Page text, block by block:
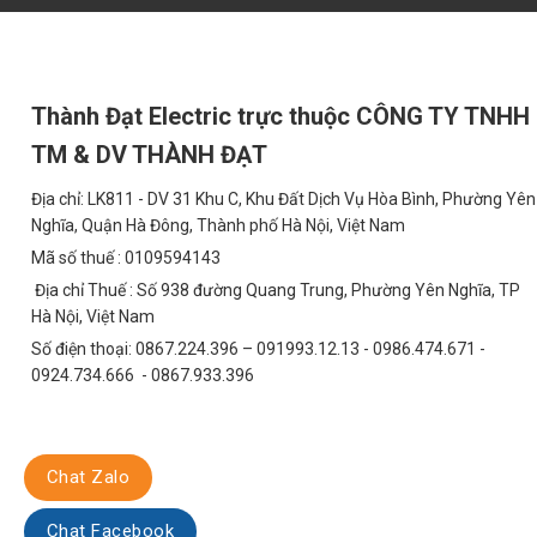
Đèn có thể được sử dụng để chiếu sáng lối đi, đường dạo trong
dụng.
3.3 Chiếu Sáng Bãi Đỗ Xe
Đèn nấm TDLN-C03 cung cấp ánh sáng đều và đủ sáng cho các
3.4 Chiếu Sáng Khu Công Nghiệp
Với độ bền cao và khả năng chống chịu thời tiết tốt, đèn nấm
nhà máy, xí nghiệp.
4. So Sánh Kinh Tế: Tiết Kiệm Chi Phí Về Lâu
dụ, nếu sử dụng đèn nấm LED 7W thay thế cho đèn sợi đốt 60W,
50.000 giờ, bạn sẽ không phải lo lắng về việc thay thế đèn thường
5. Câu Hỏi Thường Gặp (FAQ)
Thành Đạt Electric trực thuộc CÔNG TY TNHH
TM & DV THÀNH ĐẠT
Địa chỉ: LK811 - DV 31 Khu C, Khu Đất Dịch Vụ Hòa Bình, Phường Yên
Nghĩa, Quận Hà Đông, Thành phố Hà Nội, Việt Nam
Mã số thuế : 0109594143
Địa chỉ Thuế : Số 938 đường Quang Trung, Phường Yên Nghĩa, TP
Hà Nội, Việt Nam
Số điện thoại: 0867.224.396 – 091993.12.13 - 0986.474.671 -
0924.734.666 - 0867.933.396
Chat Zalo
Chat Facebook